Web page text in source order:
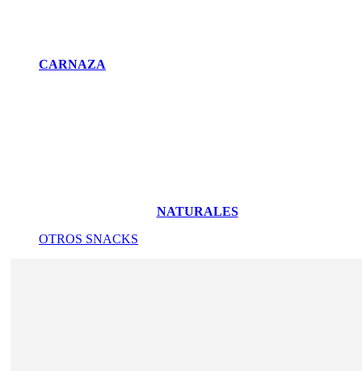
CARNAZA
NATURALES
OTROS SNACKS